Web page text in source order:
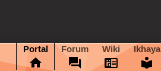
Portal Forum Wiki Ikhaya